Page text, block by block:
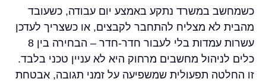
כשמחשב במשרד נתקע באמצע יום עבודה, כשעובד
מהבית לא מצליח להתחבר לקבצים, או כשצריך לעדכן
עשרות עמדות בלי לעבור חדר-חדר – הבחירה בין 8
כלים לניהול מחשבים מרחוק היא לא עניין טכני בלבד.
זו החלטה תפעולית שמשפיעה על זמני תגובה, אבטחת